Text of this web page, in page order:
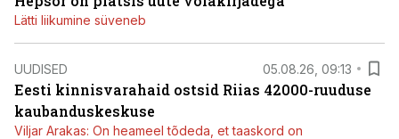
Lätti liikumine süveneb
UUDISED 05.08.26, 09:13
Eesti kinnisvarahaid ostsid Riias 42000-ruuduse
kaubanduskeskuse
Viljar Arakas: On heameel tõdeda, et taaskord on